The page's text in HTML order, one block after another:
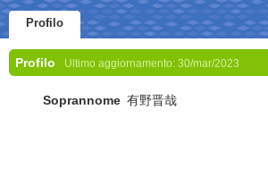
Profilo
Profilo Ultimo aggiornamento: 30/mar/2023
Soprannome 有野晋哉